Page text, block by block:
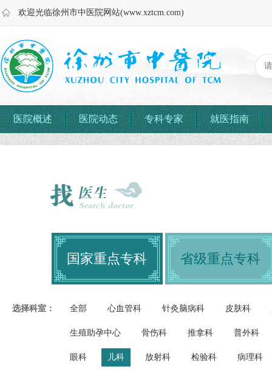
欢迎光临徐州市中医院网站(www.xztcm.com)
医院概述 医院动态 专科专家 就医指南
国家重点专科 省级重点专科
选择科室： 全部 心血管科 针灸脑病科 皮肤科
生殖助孕中心 骨伤科 推拿科 普外科
眼科 儿科 放射科 检验科 病理科